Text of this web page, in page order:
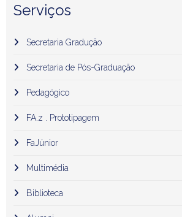
Serviços
Secretaria Gradução
Secretaria de Pós-Graduação
Pedagógico
FA.z . Prototipagem
FaJúnior
Multimédia
Biblioteca